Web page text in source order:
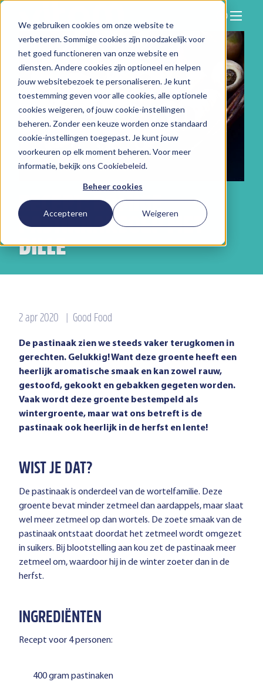
We gebruiken cookies om onze website te
verbeteren. Sommige cookies zijn noodzakelijk voor
het goed functioneren van onze website en
diensten. Andere cookies zijn optioneel en helpen
jouw websitebezoek te personaliseren. Je kunt
toestemming geven voor alle cookies, alle optionele
cookies weigeren, of jouw cookie-instellingen
beheren. Zonder een keuze worden onze standaard
cookie-instellingen toegepast. Je kunt jouw
voorkeuren op elk moment beheren. Voor meer
informatie, bekijk ons Cookiebeleid.
Beheer cookies
Accepteren Weigeren
Hier vind je ons
Onze aanpak
Over Vitam
Nieuws
Contact
Werken bij
Zoeken
RECEPT: ROMIGE
PASTINAAKSOEP MET
DILLE
2 apr 2020 | Good Food
De pastinaak zien we steeds vaker terugkomen in
gerechten. Gelukkig! Want deze groente heeft een
heerlijk aromatische smaak en kan zowel rauw,
gestoofd, gekookt en gebakken gegeten worden.
Vaak wordt deze groente bestempeld als
wintergroente, maar wat ons betreft is de
pastinaak ook heerlijk in de herfst en lente!
WIST JE DAT?
De pastinaak is onderdeel van de wortelfamilie. Deze
groente bevat minder zetmeel dan aardappels, maar slaat
wel meer zetmeel op dan wortels. De zoete smaak van de
pastinaak ontstaat doordat het zetmeel wordt omgezet
in suikers. Bij blootstelling aan kou zet de pastinaak meer
zetmeel om, waardoor hij in de winter zoeter dan in de
herfst.
INGREDIËNTEN
Recept voor 4 personen:
400 gram pastinaken